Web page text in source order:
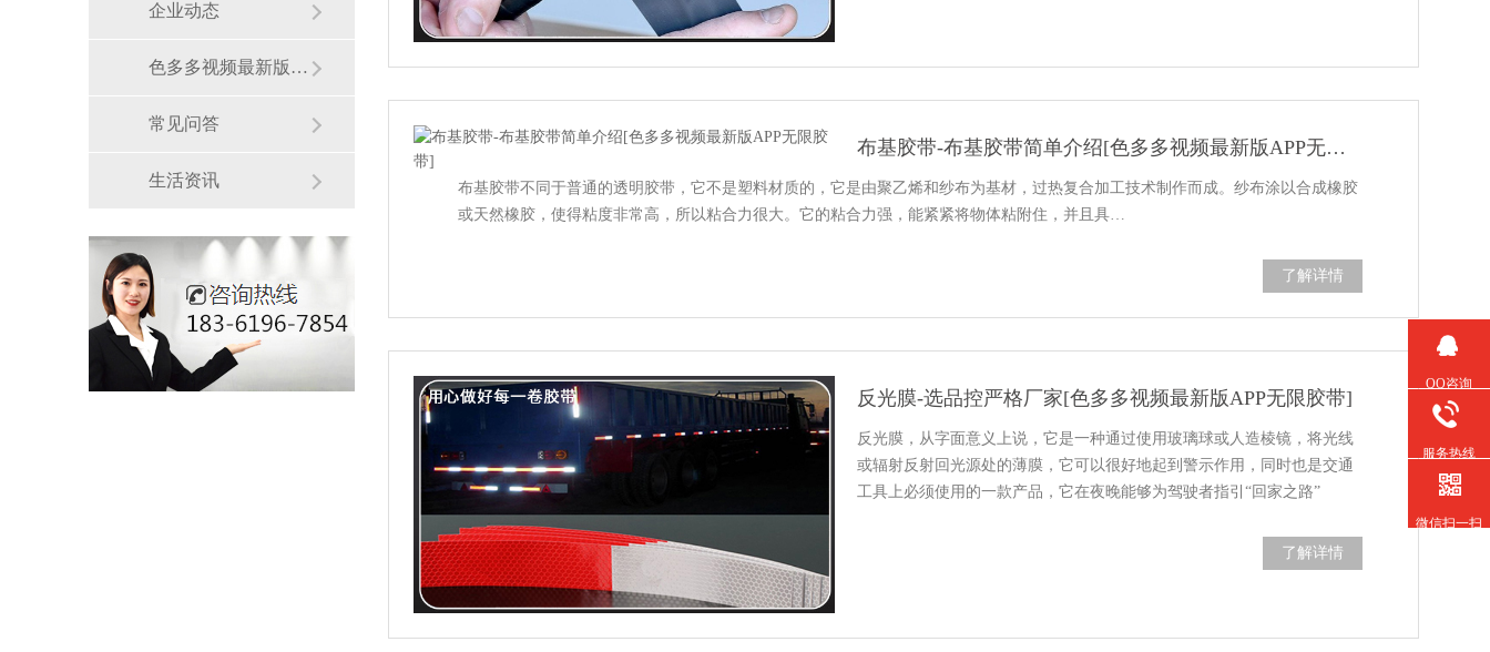
企业动态
色多多视频最新版APP无限展会
常见问答
生活资讯
布基胶带-布基胶带简单介绍[色多多视频最新版APP无限胶带]
布基胶带不同于普通的透明胶带，它不是塑料材质的，它是由聚乙烯和纱布为基材，过热复合加工技术制作而成。纱布涂以合成橡胶
或天然橡胶，使得粘度非常高，所以粘合力很大。它的粘合力强，能紧紧将物体粘附住，并且具…
了解详情
反光膜-选品控严格厂家[色多多视频最新版APP无限胶带]
反光膜，从字面意义上说，它是一种通过使用玻璃球或人造棱镜，将光线
或辐射反射回光源处的薄膜，它可以很好地起到警示作用，同时也是交通
工具上必须使用的一款产品，它在夜晚能够为驾驶者指引“回家之路”
了解详情
QQ咨询
服务热线
微信扫一扫